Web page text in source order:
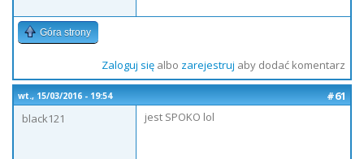
Góra strony
Zaloguj sięalbo zarejestruj aby dodać komentarz
wt., 15/03/2016 - 19:54
#61
black121
jest SPOKO lol